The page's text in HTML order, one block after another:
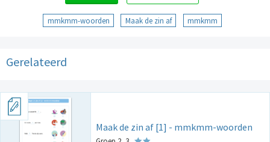
mmkmm-woorden Maak de zin af mmkmm
Gerelateerd
Maak de zin af [1] - mmkmm-woorden